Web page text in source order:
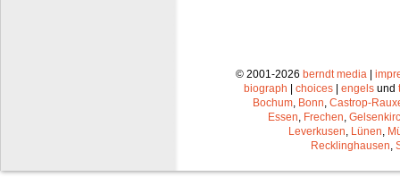
© 2001-2026 berndt media |
biograph | choices | engels und
Bochum Bonn Castrop-
Essen Frechen
Leverkusen Lünen
Recklinghausen